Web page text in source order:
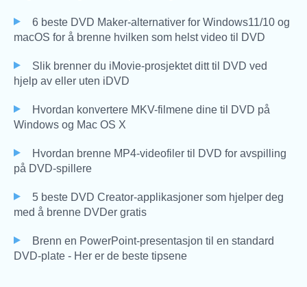
6 beste DVD Maker-alternativer for Windows11/10 og
macOS for å brenne hvilken som helst video til DVD
Slik brenner du iMovie-prosjektet ditt til DVD ved
hjelp av eller uten iDVD
Hvordan konvertere MKV-filmene dine til DVD på
Windows og Mac OS X
Hvordan brenne MP4-videofiler til DVD for avspilling
på DVD-spillere
5 beste DVD Creator-applikasjoner som hjelper deg
med å brenne DVDer gratis
Brenn en PowerPoint-presentasjon til en standard
DVD-plate - Her er de beste tipsene